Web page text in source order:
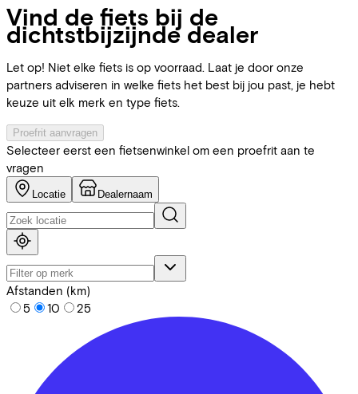
Vind de fiets bij de
dichtstbijzijnde dealer
Let op! Niet elke fiets is op voorraad. Laat je door onze
partners adviseren in welke fiets het best bij jou past, je hebt
keuze uit elk merk en type fiets.
Proefrit aanvragen
Selecteer eerst een fietsenwinkel om een proefrit aan te
vragen
Locatie Dealernaam
Afstanden (km)
5
10 25